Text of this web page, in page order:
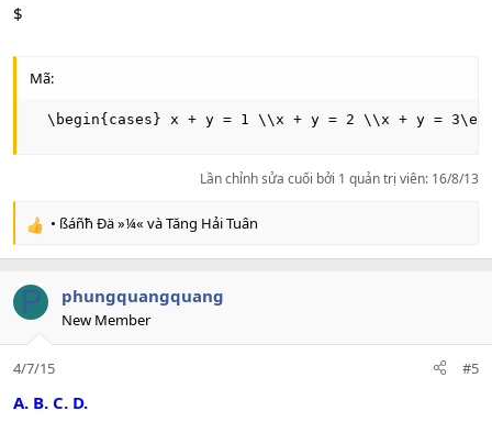
$
Mã:
\begin{cases} x + y = 1 \\x + y = 2 \\x + y =
Lần chỉnh sửa cuối bởi 1 quản trị viên: 16/8/13
R
c
t
o
n
:
• ßáñħ Ðä »¼« vàTăng Hải Tuân
P phungquangquang
New Member
4/7/15 #5
A. B. C. D.